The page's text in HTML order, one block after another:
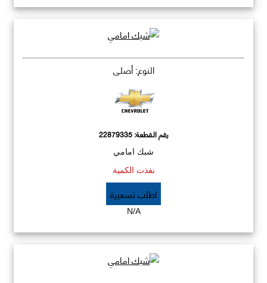
النوع: أصلي
رقم القطعة:22879335
شبك امامي
نفذت الكمية
اطلب تسعيرة
N/A